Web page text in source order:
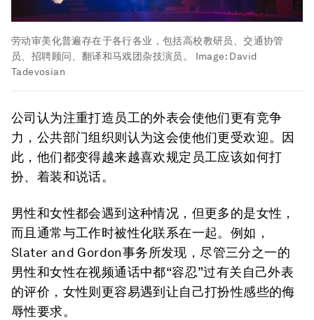
劳动审美化普遍存在于各行各业，包括高校教研员、交通协管
员、招聘顾问、翻译和马戏团杂技演员。
Image: David
Tadevosian
公司认为注重打造员工的外表会使他们更有竞争
力，公共部门组织则认为这会使他们更受欢迎。因
此，他们都变得越来越喜欢规定员工应该如何打
扮、着装和说话。
男性和女性都会遇到这种情况，但更多的是女性，
而且通常与工作时被性化联系在一起。例如，
Slater and Gordon事务所发现，尽管三分之一的
男性和女性在视频通话中都“容忍”过有关自己外表
的评价，女性则更容易遇到让自己打扮性感些的侮
辱性要求。